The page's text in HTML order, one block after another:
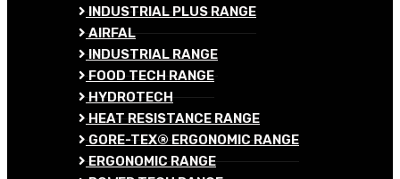
INDUSTRIAL PLUS RANGE
AIRFAL
INDUSTRIAL RANGE
FOOD TECH RANGE
HYDROTECH
HEAT RESISTANCE RANGE
GORE-TEX® ERGONOMIC RANGE
ERGONOMIC RANGE